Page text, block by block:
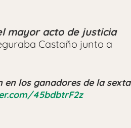
mayor acto de justicia
Castaño junto a
en los ganadores de la sexta
45bdbtrF2z